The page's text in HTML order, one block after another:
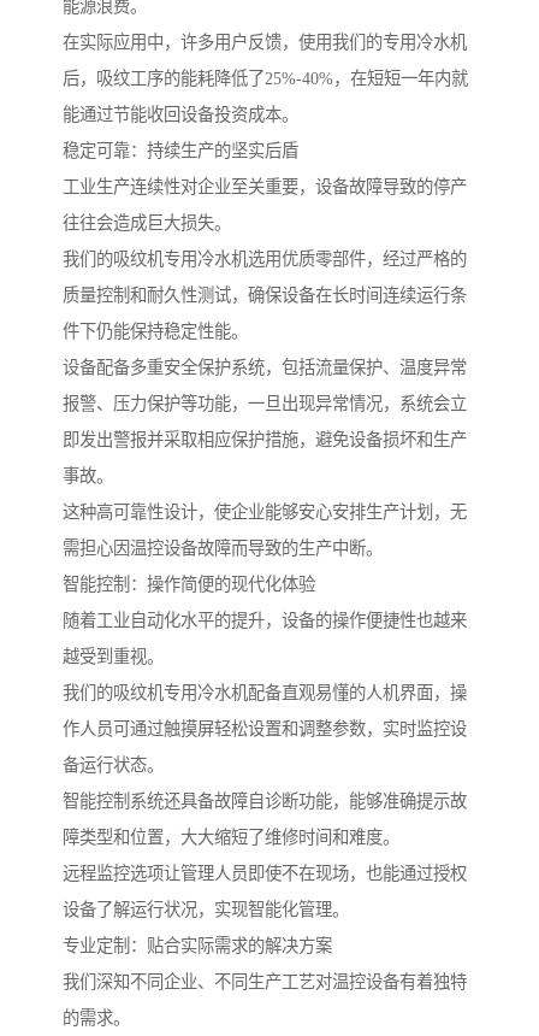
能源浪费。
在实际应用中，许多用户反馈，使用我们的专用冷水机
后，吸纹工序的能耗降低了25%-40%，在短短一年内就
能通过节能收回设备投资成本。
稳定可靠：持续生产的坚实后盾
工业生产连续性对企业至关重要，设备故障导致的停产
往往会造成巨大损失。
我们的吸纹机专用冷水机选用优质零部件，经过严格的
质量控制和耐久性测试，确保设备在长时间连续运行条
件下仍能保持稳定性能。
设备配备多重安全保护系统，包括流量保护、温度异常
报警、压力保护等功能，一旦出现异常情况，系统会立
即发出警报并采取相应保护措施，避免设备损坏和生产
事故。
这种高可靠性设计，使企业能够安心安排生产计划，无
需担心因温控设备故障而导致的生产中断。
智能控制：操作简便的现代化体验
随着工业自动化水平的提升，设备的操作便捷性也越来
越受到重视。
我们的吸纹机专用冷水机配备直观易懂的人机界面，操
作人员可通过触摸屏轻松设置和调整参数，实时监控设
备运行状态。
智能控制系统还具备故障自诊断功能，能够准确提示故
障类型和位置，大大缩短了维修时间和难度。
远程监控选项让管理人员即使不在现场，也能通过授权
设备了解运行状况，实现智能化管理。
专业定制：贴合实际需求的解决方案
我们深知不同企业、不同生产工艺对温控设备有着独特
的需求。